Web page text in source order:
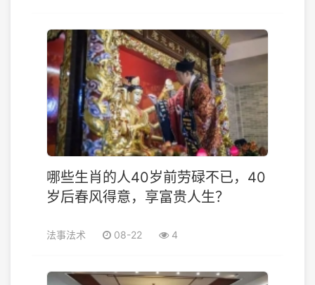
哪些生肖的人40岁前劳碌不已，40
岁后春风得意，享富贵人生？
法事法术 08-22 4